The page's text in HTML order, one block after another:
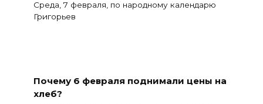
Среда, 7 февраля, по народному календарю
Григорьев
Почему 6 февраля поднимали цены на
хлеб?